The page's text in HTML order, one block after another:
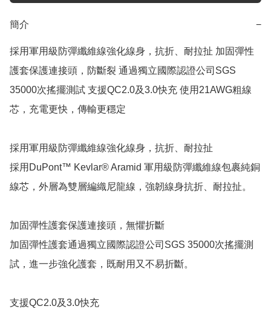
簡介 −
採用軍用級防彈纖維線強化線身，抗折、耐拉扯 加固彈性
護套保護連接頭，防斷裂 通過獨立國際認證公司SGS
35000次搖擺測試 支援QC2.0及3.0快充 使用21AWG粗線
芯，充電更快，傳輸更穩定
採用軍用級防彈纖維線強化線身，抗折、耐拉扯
採用DuPont™ Kevlar® Aramid 軍用級防彈纖維線包裹純銅
線芯，外層為雙層編織尼龍線，強韌線身抗折、耐拉扯。
加固彈性護套保護連接頭，無懼折斷
加固彈性護套通過獨立國際認證公司SGS 35000次搖擺測
試，進一步強化護套，既耐用又不易折斷。
支援QC2.0及3.0快充